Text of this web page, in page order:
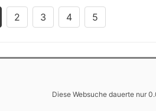
2 3 4 5
Diese Websuche dauerte nur